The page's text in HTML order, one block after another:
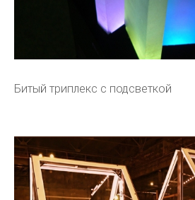
Битый триплекс с подсветкой